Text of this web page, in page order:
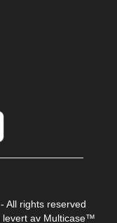
All rights reserved
levert av Multicase™